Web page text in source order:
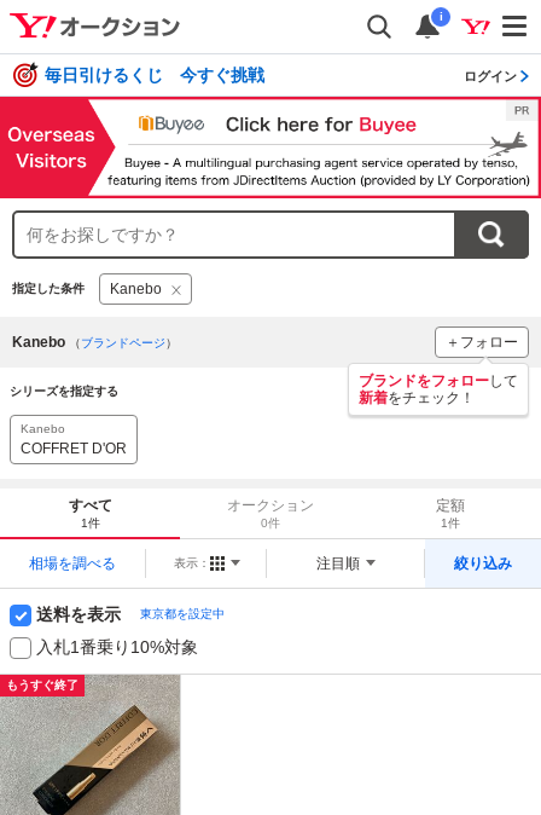
i
毎日引けるくじ 今すぐ挑戦 ログイン
指定した条件 Kanebo
Kanebo （ブランドページ） ＋フォロー
ブランドをフォローして
新着をチェック！
シリーズを指定する
Kanebo
COFFRET D'OR
すべて
1件
オークション
0件
定額
1件
相場を調べる 表示： 注目順 絞り込み
送料を表示 東京都を設定中
入札1番乗り10%対象
もうすぐ終了